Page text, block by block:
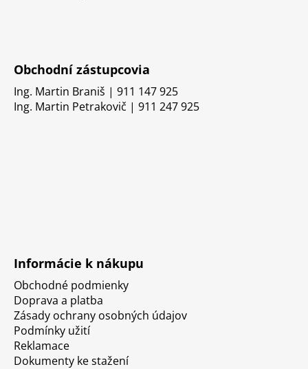
Obchodní zástupcovia
Ing. Martin Braniš | 911 147 925
Ing. Martin Petrakovič | 911 247 925
Informácie k nákupu
Obchodné podmienky
Doprava a platba
Zásady ochrany osobných údajov
Podmínky užití
Reklamace
Dokumenty ke stažení